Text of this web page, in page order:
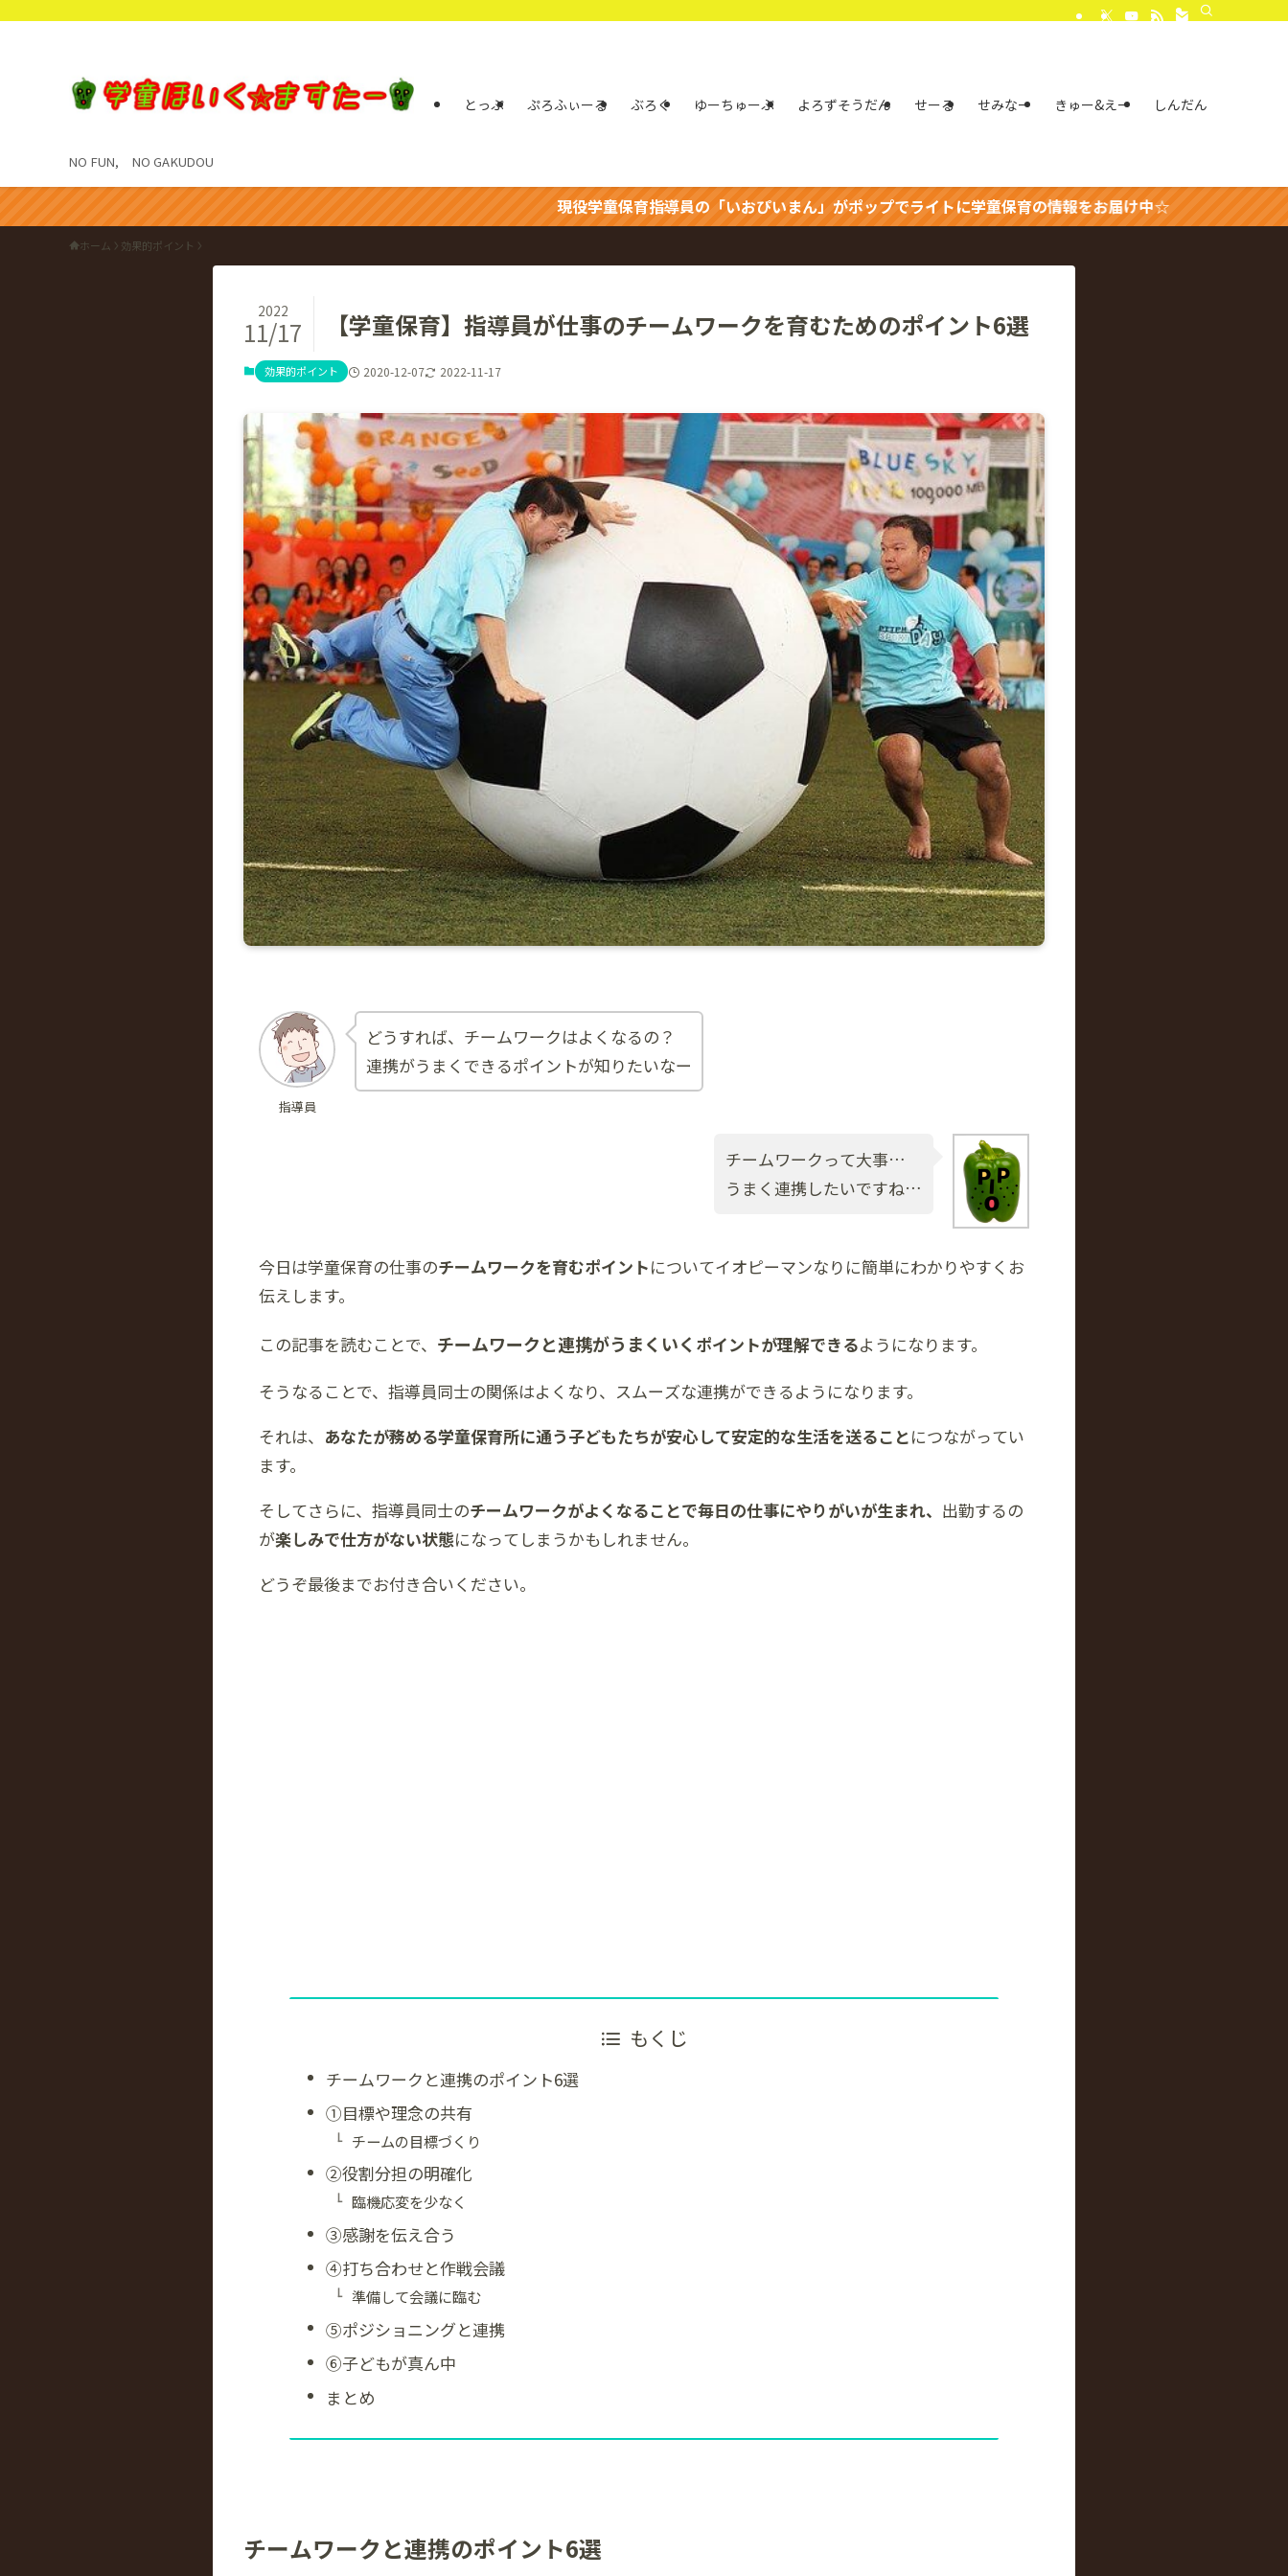
NO FUN, NO GAKUDOU
とっぷ ぷろふぃーる ぶろぐ ゆーちゅーぶ よろずそうだん せーる せみなー きゅー&えー しんだん
現役学童保育指導員の「いおぴいまん」がポップでライトに学童保育の情報をお届け中☆
ホーム 効果的ポイント
【学童保育】指導員が仕事のチームワークを育むためのポイント6選
2022
11/17
効果的ポイント 2020-12-07 2022-11-17
指導員
どうすれば、チームワークはよくなるの？
連携がうまくできるポイントが知りたいなー
チームワークって大事…
うまく連携したいですね…
今日は学童保育の仕事のチームワークを育むポイントについてイオピーマンなりに簡単にわかりやすくお
伝えします。
この記事を読むことで、 チームワークと連携がうまくいく ポイントが理解できるようになります。
そうなることで、指導員同士の関係はよくなり、スムーズな連携ができるようになります。
それは、 あなたが務める学童保育所に通う子どもたちが安心して安定的な生活を送ることにつながってい
ます。
そしてさらに、指導員同士のチームワークがよくなることで毎日の仕事にやりがいが生まれ、 出勤するの
が楽しみで仕方がない状態になってしまうかもしれません。
どうぞ最後までお付き合いください。
もくじ
チームワークと連携のポイント6選
①目標や理念の共有
チームの目標づくり
②役割分担の明確化
臨機応変を少なく
③感謝を伝え合う
④打ち合わせと作戦会議
準備して会議に臨む
⑤ポジショニングと連携
⑥子どもが真ん中
まとめ
チームワークと連携のポイント6選